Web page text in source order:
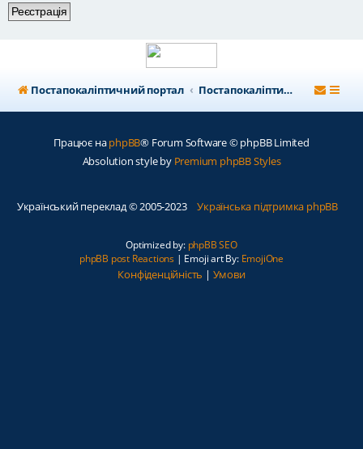
Реєстрація
Постапокаліптичний портал Постапокаліптичний форум
Працює наphpBB® Forum Software © phpBB Limited
Absolution style by Premium phpBB Styles
Український переклад © 2005-2023 Українська підтримка phpBB
Optimized by: phpBB SEO
phpBB post Reactions| Emoji art By: EmojiOne
Конфіденційність | Умови